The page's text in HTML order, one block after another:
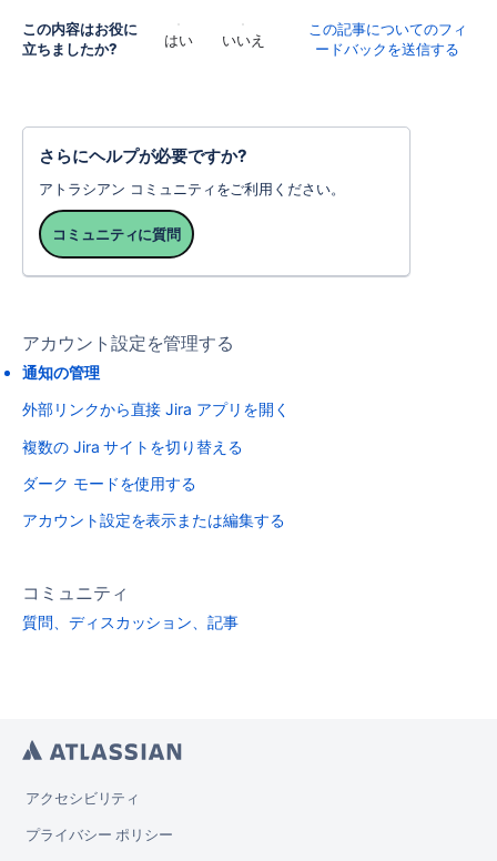
この内容はお役に
立ちましたか?
はい いいえ
この記事についてのフィ
ードバックを送信する
さらにヘルプが必要ですか?
アトラシアン コミュニティをご利用ください。
コミュニティに質問
アカウント設定を管理する
通知の管理
外部リンクから直接 Jira アプリを開く
複数の Jira サイトを切り替える
ダーク モードを使用する
アカウント設定を表示または編集する
コミュニティ
質問、ディスカッション、記事
アクセシビリティ
プライバシー ポリシー